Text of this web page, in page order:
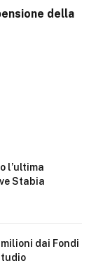
della
l’ultima
Stabia
dai Fondi